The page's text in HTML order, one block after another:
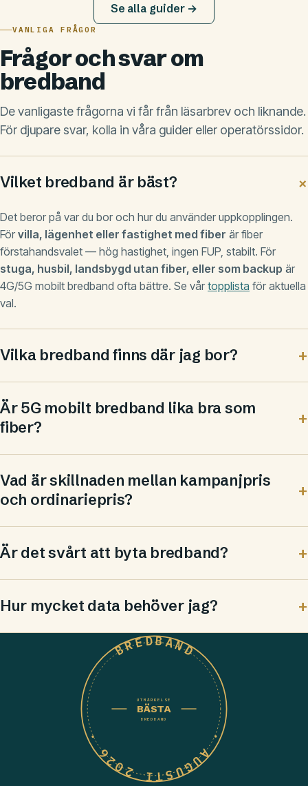
Se alla guider →
VANLIGA FRÅGOR
Frågor och svar om
bredband
De vanligaste frågorna vi får från läsarbrev och liknande.
För djupare svar, kolla in våra guider eller operatörssidor.
Vilket bredband är bäst?
Det beror på var du bor och hur du använder uppkopplingen.
För villa, lägenhet eller fastighet med fiber är fiber
förstahandsvalet — hög hastighet, ingen FUP, stabilt. För
stuga, husbil, landsbygd utan fiber, eller som backup är
4G/5G mobilt bredband ofta bättre. Se vår topplista för aktuella
val.
Vilka bredband finns där jag bor?
Är 5G mobilt bredband lika bra som
fiber?
Vad är skillnaden mellan kampanjpris
och ordinariepris?
Är det svårt att byta bredband?
Hur mycket data behöver jag?
BREDBAND
· AUGUSTI 2026 ·
UTMÄRKELSE
BÄSTA
BREDBAND